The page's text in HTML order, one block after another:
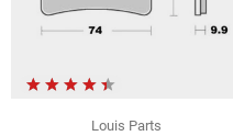
Louis Parts